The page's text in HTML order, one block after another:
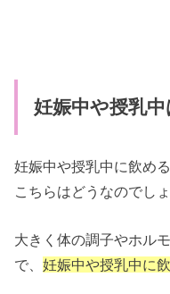
妊娠中や授乳中
妊娠中や授乳中に飲め
こちらはどうなのでしょ
大きく体の調子やホル
で、妊娠中や授乳中に